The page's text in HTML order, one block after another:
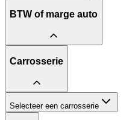
BTW of marge auto
Carrosserie
Selecteer een carrosserie